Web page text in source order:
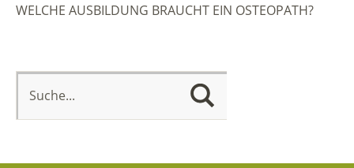
WELCHE AUSBILDUNG BRAUCHT EIN OSTEOPATH?